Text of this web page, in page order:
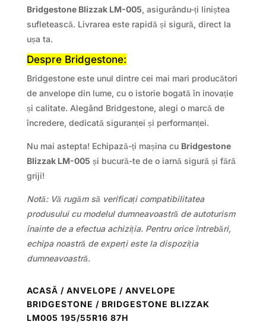
Bridgestone Blizzak LM-005, asigurându-ți liniștea
sufletească. Livrarea este rapidă și sigură, direct la
ușa ta.
Despre Bridgestone:
Bridgestone este unul dintre cei mai mari producători
de anvelope din lume, cu o istorie bogată în inovație
și calitate. Alegând Bridgestone, alegi o marcă de
încredere, dedicată siguranței și performanței.
Nu mai astepta! Echipază-ți mașina cu Bridgestone
Blizzak LM-005 și bucură-te de o iarnă sigură și fără
griji!
Notă: Vă rugăm să verificați compatibilitatea
produsului cu modelul dumneavoastră de autoturism
înainte de a efectua achiziția. Pentru orice întrebări,
echipa noastră de experți este la dispoziția
dumneavoastră.
ACASĂ / ANVELOPE / ANVELOPE
BRIDGESTONE / BRIDGESTONE BLIZZAK
LM005 195/55R16 87H